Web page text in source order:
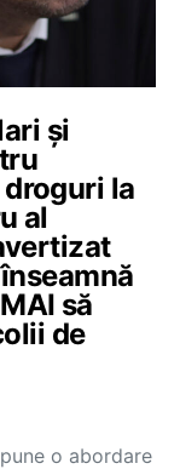
și
la
al
să
de
o abordare